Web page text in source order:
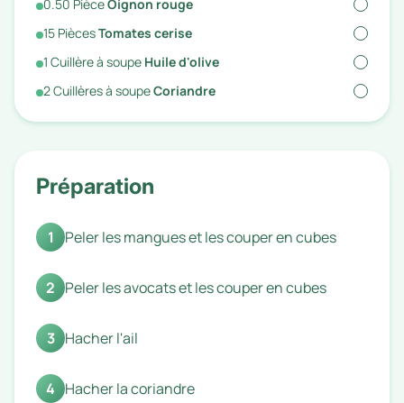
0.50 PièceOignon rouge
15 PiècesTomates cerise
1 Cuillère à soupe Huile d'olive
2Cuillères à soupeCoriandre
Préparation
1 Peler les mangues et les couper en cubes
2 Peler les avocats et les couper en cubes
3 Hacher l'ail
4 Hacher la coriandre